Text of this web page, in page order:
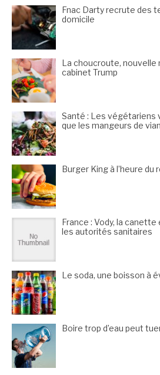
Fnac Darty recrute des
domicile
La choucroute,
cabinet Trump
Santé : Les végétariens
que les mangeurs de
Burger King à l’heure du
France : Vody, la
les autorités sanitaires
Le soda, une boisson à
Boire trop d’eau peut